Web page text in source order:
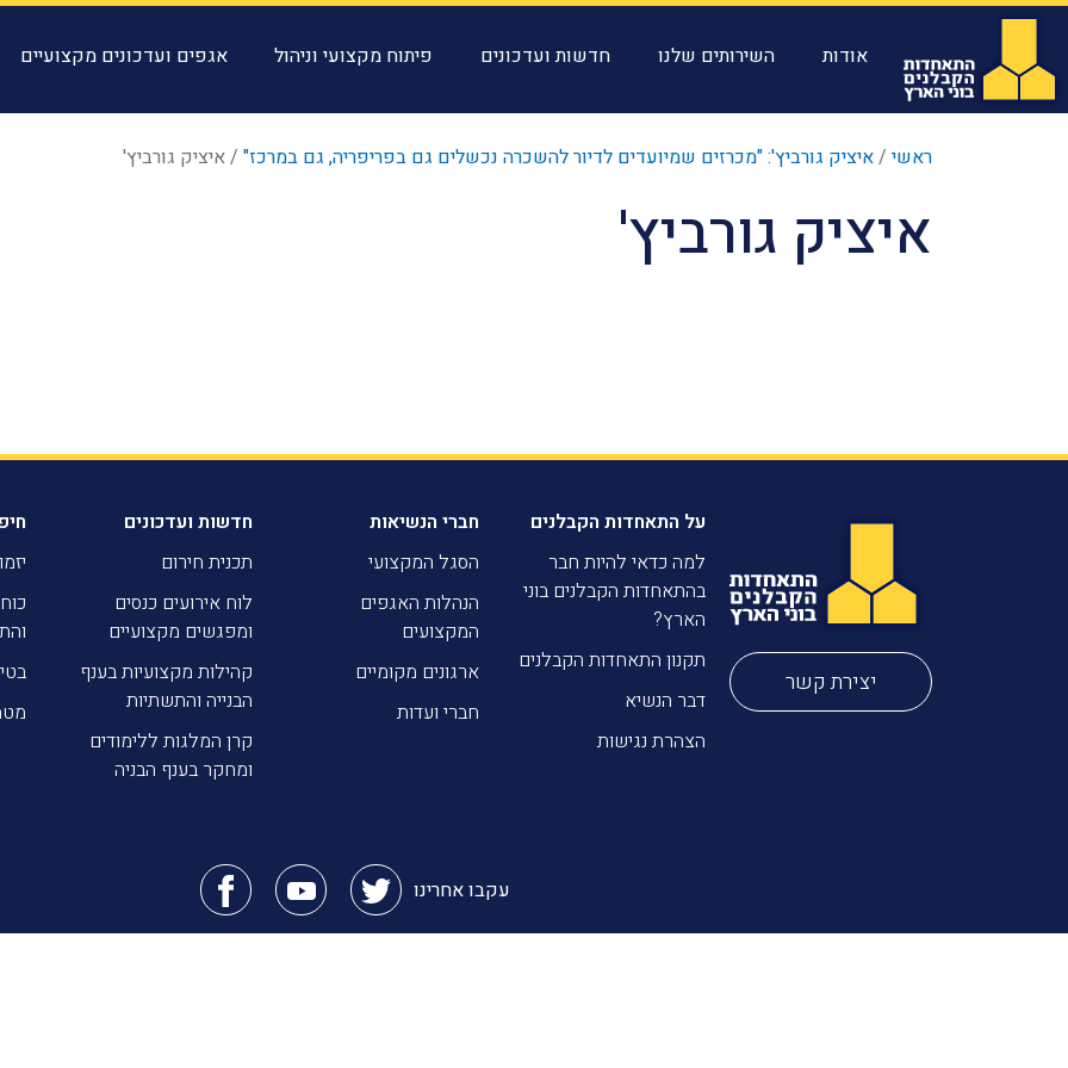
אודות השירותים שלנו חדשות ועדכונים פיתוח מקצועי וניהול אגפים ועדכונים מקצועיים
ראשי /איציק גורביץ': "מכרזים שמיועדים לדיור להשכרה נכשלים גם בפריפריה, גם במרכז" /איציק גורביץ'
איציק גורביץ'
יצירת קשר
על התאחדות הקבלנים
למה כדאי להיות חבר
בהתאחדות הקבלנים בוני
הארץ?
תקנון התאחדות הקבלנים
דבר הנשיא
הצהרת נגישות
חברי הנשיאות
הסגל המקצועי
הנהלות האגפים
המקצועים
ארגונים מקומיים
חברי ועדות
חדשות ועדכונים
תכנית חירום
לוח אירועים כנסים
ומפגשים מקצועיים
קהילות מקצועיות בענף
הבנייה והתשתיות
קרן המלגות ללימודים
ומחקר בענף הבניה
עקבו אחרינו